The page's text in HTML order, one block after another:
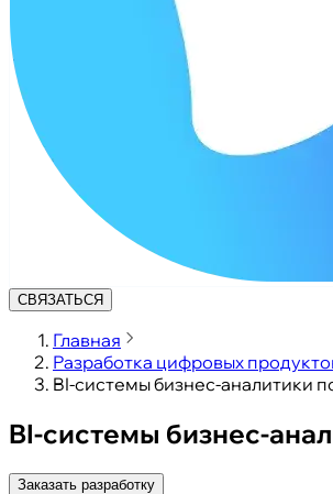
СВЯЗАТЬСЯ
Главная
Разработка цифровых
BI-системы бизнес-аналитики
BI-системы бизнес-
Заказать разработку